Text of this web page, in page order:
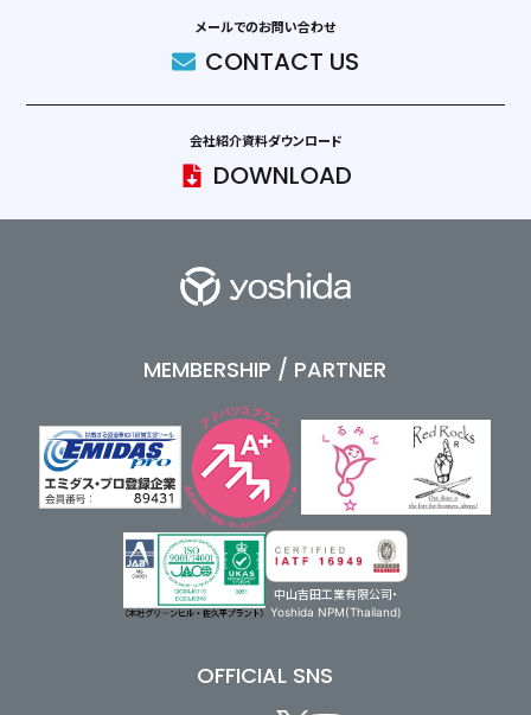
メールでのお問い合わせ
CONTACT US
会社紹介資料ダウンロード
DOWNLOAD
MEMBERSHIP / PARTNER
中山吉田工業有限公司・
Yoshida NPM(Thailand)
OFFICIAL SNS